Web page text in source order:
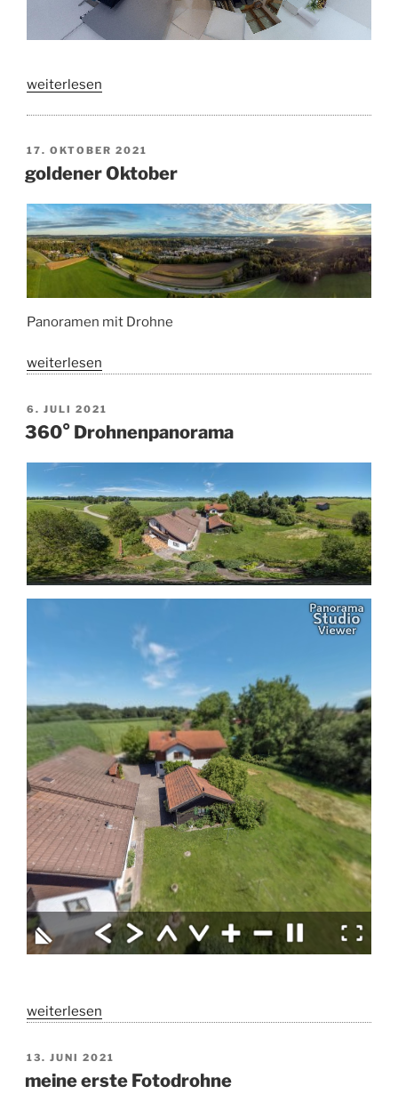
„WC-
weiterlesen
VERÖFFENTLICHT
17. OKTOBER 2021
goldener Oktober
Panoramen mit Drohne
„goldener
weiterlesen
VERÖFFENTLICHT
AM
6. JULI 2021
360° Drohnenpanorama
„360°
weiterlesen
VERÖFFENTLICHT
13. JUNI 2021
meine erste Fotodrohne